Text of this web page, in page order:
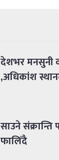
देशभर मनसुनी
,अधिकांश
साउने
फालिँदै